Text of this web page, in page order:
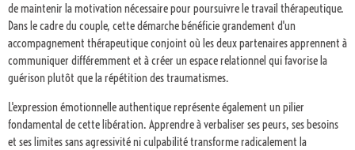
de maintenir la motivation nécessaire pour poursuivre le travail thérapeutique.
Dans le cadre du couple, cette démarche bénéficie grandement d'un
accompagnement thérapeutique conjoint où les deux partenaires apprennent à
communiquer différemment et à créer un espace relationnel qui favorise la
guérison plutôt que la répétition des traumatismes.
L'expression émotionnelle authentique représente également un pilier
fondamental de cette libération. Apprendre à verbaliser ses peurs, ses besoins
et ses limites sans agressivité ni culpabilité transforme radicalement la